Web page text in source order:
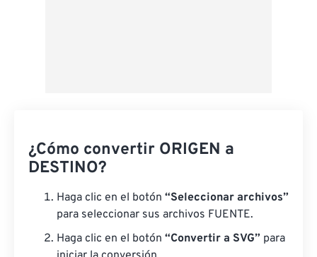
¿Cómo convertir ORIGEN a
DESTINO?
Haga clic en el botón “Seleccionar archivos”
para seleccionar sus archivos FUENTE.
Haga clic en el botón “Convertir a SVG” para